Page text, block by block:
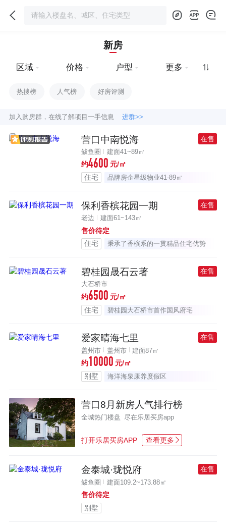
新房
区域 价格 户型 更多
热搜榜 人气榜 好房评测
加入购房群，在线了解项目一手信息 进群>>
营口中南悦海 在售
鲅鱼圈 建面41~89㎡
约4600 元/㎡
住宅
品牌房企星级物业41-89㎡
保利香槟花园一期 在售
老边 建面61~143㎡
售价待定
住宅
秉承了香槟系的一贯精品住宅优势
碧桂园晟石云著 在售
大石桥市
约6500 元/㎡
住宅
碧桂园大石桥市首作国风府宅
爱家晴海七里 在售
盖州市 盖州市 建面87㎡
约10000 元/㎡
别墅
海洋海泉康养度假区
营口8月新房人气排行榜
全城热门楼盘 尽在乐居买房app
打开乐居买房APP 查看更多
金泰城·珑悦府 在售
鲅鱼圈 建面109.2~173.88㎡
售价待定
别墅